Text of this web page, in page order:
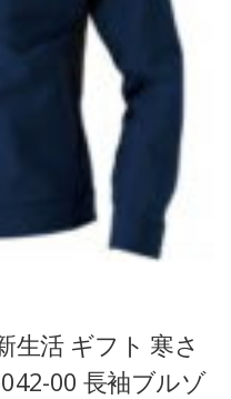
生活 ギフト 寒さ
00 長袖ブルゾ